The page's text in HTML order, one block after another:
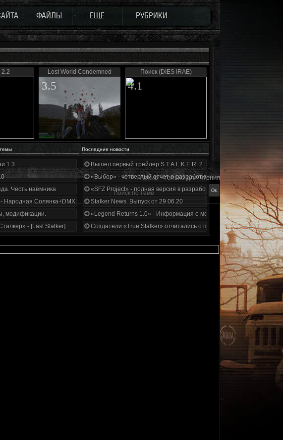
ФАЙЛЫ ЕЩЕ РУБРИКИ
2.2 Lost World Condemned
3.5
Поиск (DIES IRAE)
4.1
Последние новости
| Разбор трейлера
1.3
Честь наёмника
- Народная Солянка+DMX 1.3.5.ООП.МА.К.
модификации.
- [Last Stalker]
Вышел первый трейлер S.T.A.L.K.E.R. 2
«Выбор» - четвертый отчет о разработке!
«SFZ Project» - полная версия в разработке!
Stalker News. Выпуск от 29.06.20
«Legend Returns 1.0» - Информация о моде за июнь 2020
Создатели «True Stalker» отчитались о проделанной работе
Архив - только для чтения